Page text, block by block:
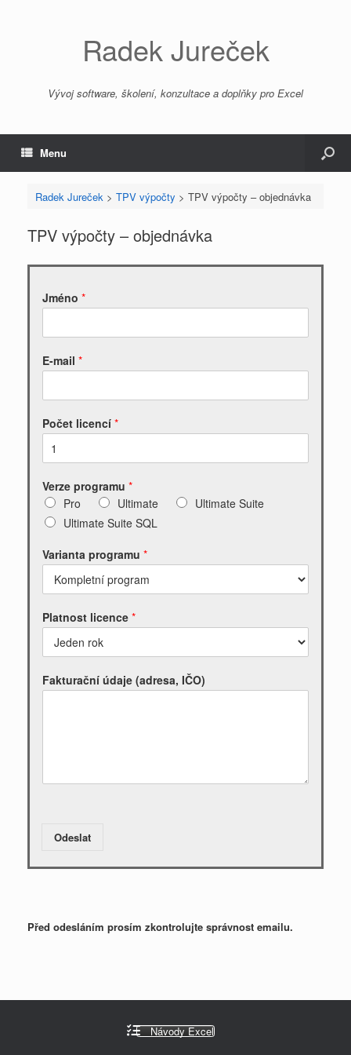
Radek Jureček
Vývoj software, školení, konzultace a doplňky pro Excel
Menu
Radek Jureček > TPV výpočty > TPV výpočty – objednávka
TPV výpočty – objednávka
Jméno *
E-mail *
Počet licencí *
Verze programu *
Pro
Ultimate
Ultimate Suite
Ultimate Suite SQL
Varianta programu *
Platnost licence *
Fakturační údaje (adresa, IČO)
Odeslat
Před odesláním prosím zkontrolujte správnost emailu.
Návody Excel